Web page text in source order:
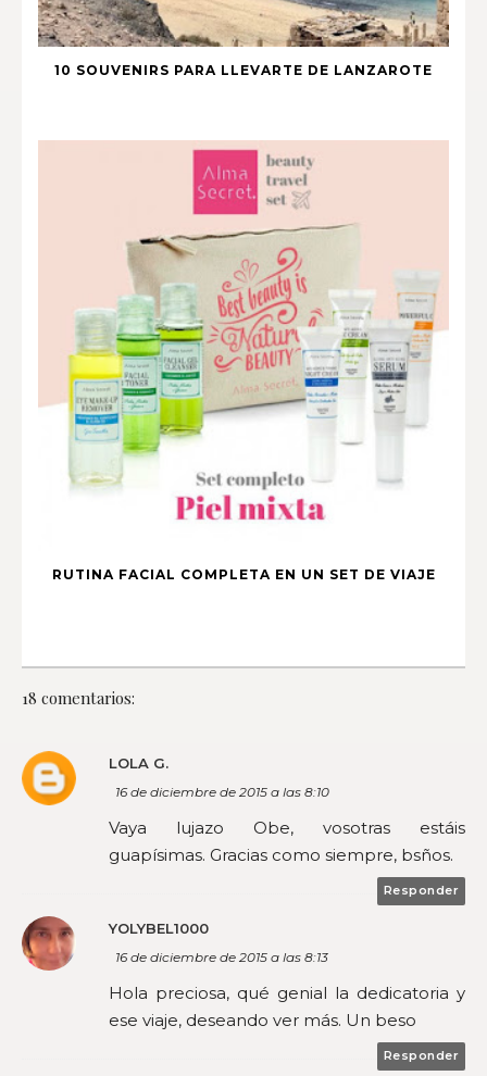
10 SOUVENIRS PARA LLEVARTE DE LANZAROTE
RUTINA FACIAL COMPLETA EN UN SET DE VIAJE
18 comentarios:
LOLA G.
16 de diciembre de 2015 a las 8:10
Vaya lujazo Obe, vosotras estáis
guapísimas. Gracias como siempre, bsños.
Responder
YOLYBEL1000
16 de diciembre de 2015 a las 8:13
Hola preciosa, qué genial la dedicatoria y
ese viaje, deseando ver más. Un beso
Responder